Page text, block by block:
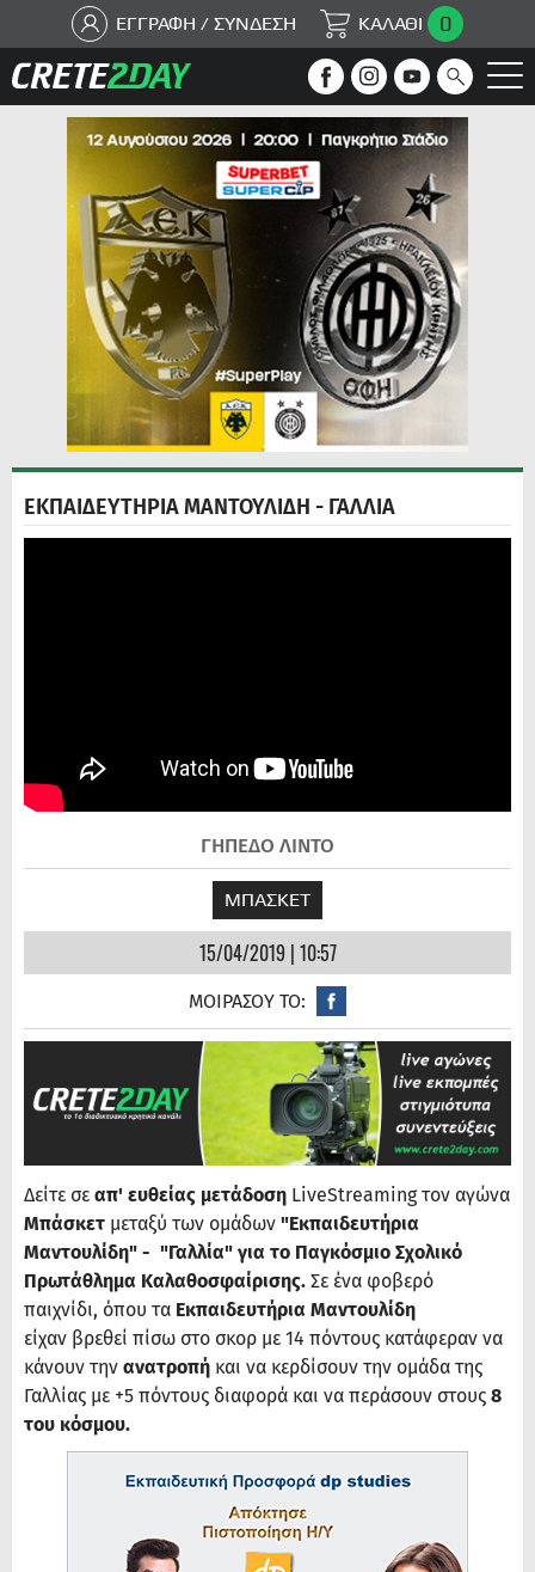
ΕΓΓΡΑΦΗ / ΣΥΝΔΕΣΗ ΚΑΛΑΘΙ 0
ΕΚΠΑΙΔΕΥΤΗΡΙΑ ΜΑΝΤΟΥΛΙΔΗ - ΓΑΛΛΙΑ
ΓΗΠΕΔΟ ΛΙΝΤΟ
ΜΠΑΣΚΕΤ
15/04/2019 | 10:57
ΜΟΙΡΑΣΟΥ ΤΟ:
Δείτε σε απ' ευθείας μετάδοση LiveStreaming τον αγώνα
Μπάσκετ μεταξύ των ομάδων "Εκπαιδευτήρια
Μαντουλίδη" - "Γαλλία" για το Παγκόσμιο Σχολικό
Πρωτάθλημα Καλαθοσφαίρισης. Σε ένα φοβερό
παιχνίδι, όπου τα Εκπαιδευτήρια Μαντουλίδη
είχαν βρεθεί πίσω στο σκορ με 14 πόντους κατάφεραν να
κάνουν την ανατροπή και να κερδίσουν την ομάδα της
Γαλλίας με +5 πόντους διαφορά και να περάσουν στους 8
του κόσμου.